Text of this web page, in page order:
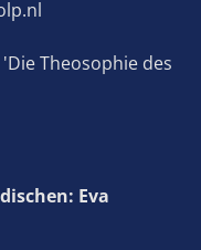
Theosophie des
Eva